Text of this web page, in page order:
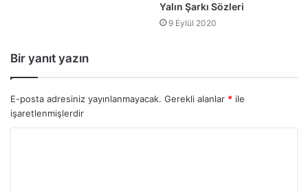
Yalın Şarkı Sözleri
9 Eylül 2020
Bir yanıt yazın
E-posta adresiniz yayınlanmayacak. Gerekli alanlar * ile
işaretlenmişlerdir